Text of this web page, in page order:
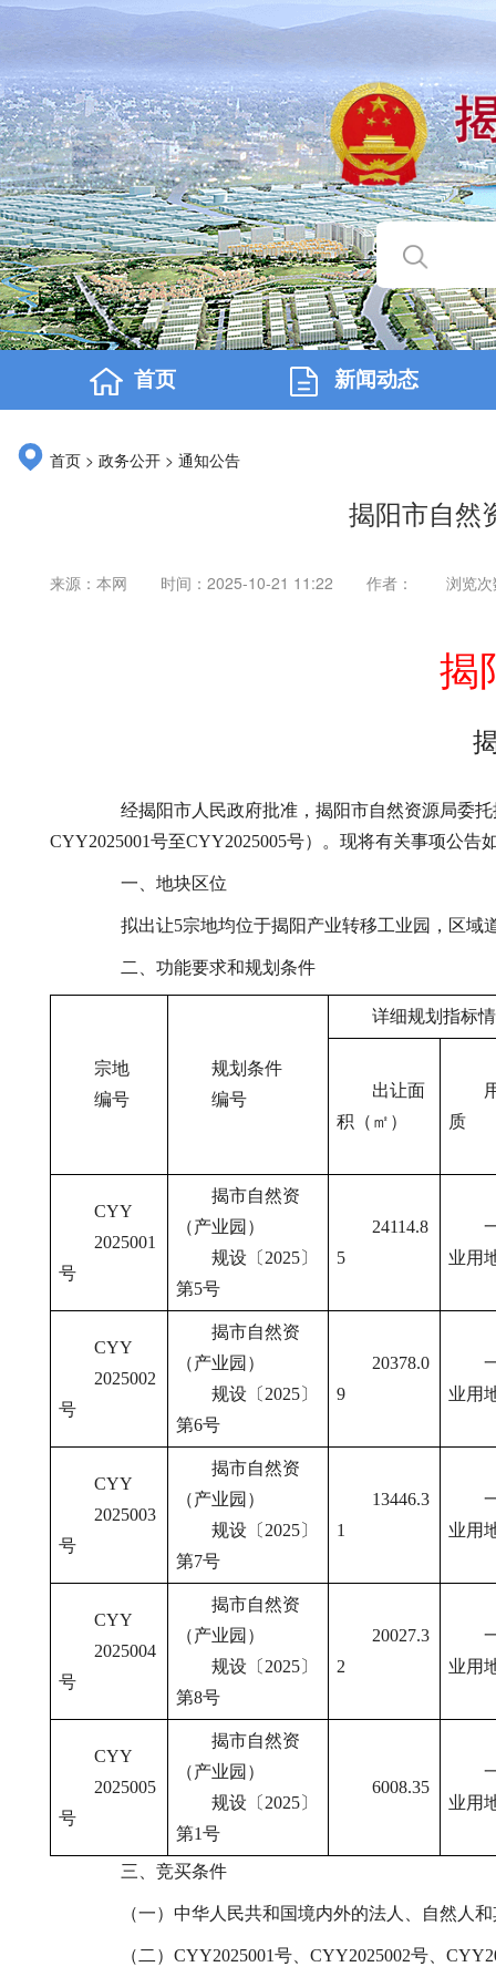
首页 新闻动态
首页 > 政务公开 > 通知公告
揭阳市自然
来源：本网 时间：2025-10-21 11:22 作者： 浏览
揭
经揭阳市人民政府批准，揭阳市自然资源局委托
CYY2025001号至CYY2025005号）。现将有关事项公告
一、地块区位
拟出让5宗地均位于揭阳产业转移工业园，区域
二、功能要求和规划条件
宗地
编号
规划条件
编号
详细规划指标
出让面
积（㎡）
质
CYY
2025001
号
揭市自然资
（产业园）
规设〔2025〕
第5号
24114.8
5
业用
CYY
2025002
号
揭市自然资
（产业园）
规设〔2025〕
第6号
20378.0
9
业用
CYY
2025003
号
揭市自然资
（产业园）
规设〔2025〕
第7号
13446.3
1
业用
CYY
2025004
号
揭市自然资
（产业园）
规设〔2025〕
第8号
20027.3
2
业用
CYY
2025005
号
揭市自然资
（产业园）
规设〔2025〕
第1号
6008.35
业用
三、竞买条件
（一）中华人民共和国境内外的法人、自然人和
（二）CYY2025001号、CYY2025002号、